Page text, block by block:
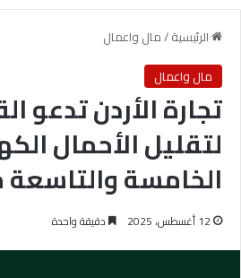
الرئيسية/مال واعمال
مال واعمال
تجارة الأردن تدعو
لتقليل الأحمال
الخامسة
12 أغسطس، 2025 دقيقة واحدة